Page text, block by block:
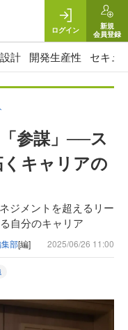
ログイン
新規
会員登録
計 開発生産性 セキュ
参謀」──ス
キャリアの
ジメントを超えるリー
自分のキャリア
部[編] 2025/06/26 11:00